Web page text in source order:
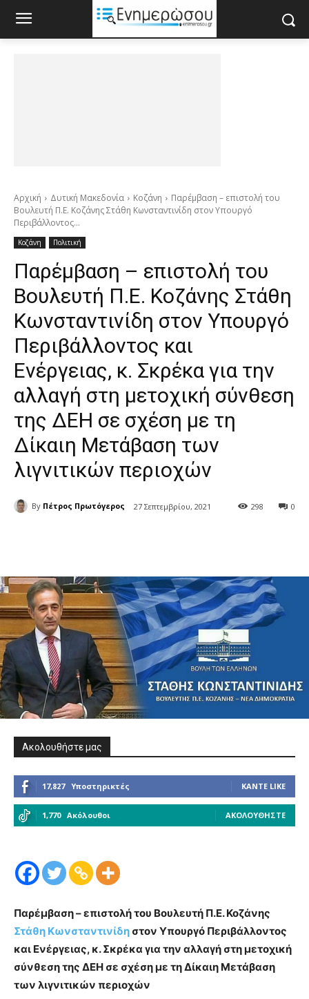
Αρχική Δυτική Μακεδονία Κοζάνη
Παρέμβαση – επιστολή του
Βουλευτή Π.Ε. Κοζάνης Στάθη Κωνσταντινίδη στον Υπουργό
Περιβάλλοντος...
Κοζάνη Πολιτική
Παρέμβαση – επιστολή του
Βουλευτή Π.Ε. Κοζάνης Στάθη
Κωνσταντινίδη στον Υπουργό
Περιβάλλοντος και
Ενέργειας, κ. Σκρέκα για την
αλλαγή στη μετοχική σύνθεση
της ΔΕΗ σε σχέση με τη
Δίκαιη Μετάβαση των
λιγνιτικών περιοχών
By Πέτρος Πρωτόγερος 27 Σεπτεμβρίου, 2021 0
298
Ακολουθήστε μας
17,827 Υποστηρικτές ΚΆΝΤΕ LIKE
1,770 Ακόλουθοι ΑΚΟΛΟΥΘΉΣΤΕ
Παρέμβαση – επιστολή του Βουλευτή Π.Ε. Κοζάνης
Στάθη Κωνσταντινίδη στον Υπουργό Περιβάλλοντος
και Ενέργειας, κ. Σκρέκα για την αλλαγή στη μετοχική
σύνθεση της ΔΕΗ σε σχέση με τη Δίκαιη Μετάβαση
των λιγνιτικών περιοχών